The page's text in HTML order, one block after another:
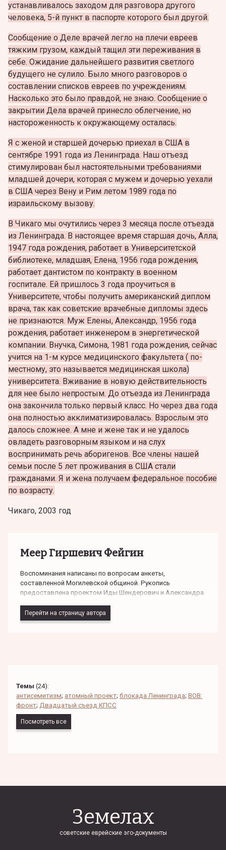
устанавливалось заходом для разговора другого
человека, 5-й пункт в паспорте которого был другой.
Сообщение о Деле врачей легло на плечи евреев
тяжким грузом, каждый тащил эти переживания в
себе. Ожидание дальнейшего развития светлого
будущего не сулило. Было много разговоров о
составлении списков евреев по учреждениям.
Насколько это было правдой, не знаю. Сообщение о
закрытии Дела врачей принесло облегчение, но
настороженность к окружающему осталась.
Я с женой и старшей дочерью приехал в США в
сентябре 1991 года из Ленинграда. Наш отъезд
стимулирован был настоятельными требованиями
младшей дочери, которая с мужем и дочерью уехали
в США через Вену и Рим летом 1989 года по
израильскому вызову.
В Чикаго мы очутились через 3 месяца после отъезда
из Ленинграда. В настоящее время старшая дочь, Алла,
1947 года рождения, работает в Университетской
библиотеке, младшая, Елена, 1956 года рождения,
работает дантистом по контракту в военном
госпитале. Ей пришлось 3 года проучиться в
Университете, чтобы получить американский диплом
врача, так как советские врачебные дипломы здесь
не признаются. Муж Елены, Александр, 1956 года
рождения, работает инженером в энергетической
компании. Внучка, Симона, 1981 года рождения, сейчас
учится на 1-м курсе медицинского факультета ( по-
местному, это называется медицинская школа)
университета. Вживание в новую действительность
для нее было непростым. До отъезда из Ленинграда
она закончила только первый класс. Но через два года
она полностью акклиматизировалась. Взрослым это
далось сложнее. А мне и жене так и не удалось
овладеть разговорным языком и на слух
воспринимать речь аборигенов. Все члены нашей
семьи после 5 лет проживания в США стали
гражданами. Я и жена получаем федеральное пособие
по возрасту.
Чикаго, 2003 год
Меер Гиршевич Фейгин
Воспоминания написаны по вопросам анкеты,
составленной Могилевской общиной. Рукопись
предоставлена проектом Иды Шендерович и Александра
Леей Барбараш.
Перейти на страницу автора
Темы (24):
антисемитизм; атомный проект; блокада Ленинграда; ВОВ:
фронт; Двадцатый съезд КПСС
Посмотреть все
Земелах
советские еврейские эго-документы